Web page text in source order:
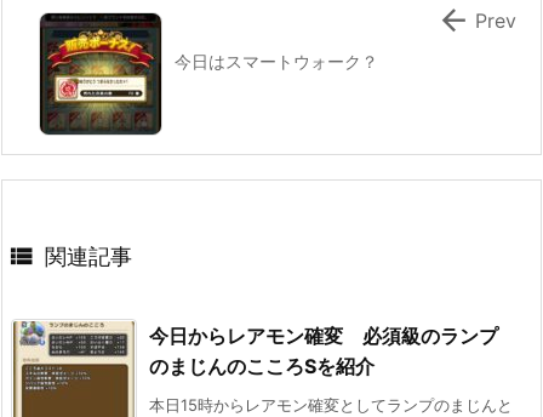
今日はスマートウォーク？
 Prev
 関連記事
今日からレアモン確変 必須級のランプ
のまじんのこころSを紹介
本日15時からレアモン確変としてランプのまじんと